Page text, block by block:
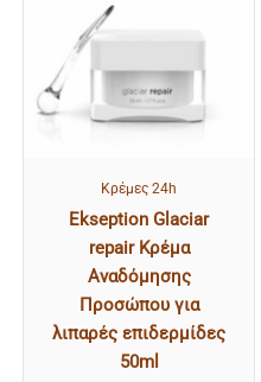
Κρέμες 24h
Ekseption Glaciar
repair Κρέμα
Αναδόμησης
Προσώπου για
λιπαρές επιδερμίδες
50ml